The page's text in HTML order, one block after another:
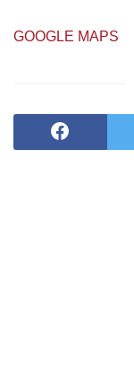
GOOGLE MAPS